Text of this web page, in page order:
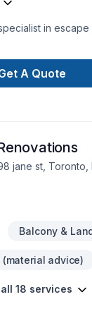
in
and
A Quote
jane st, Toronto,
Balcony &
advice)
18 services